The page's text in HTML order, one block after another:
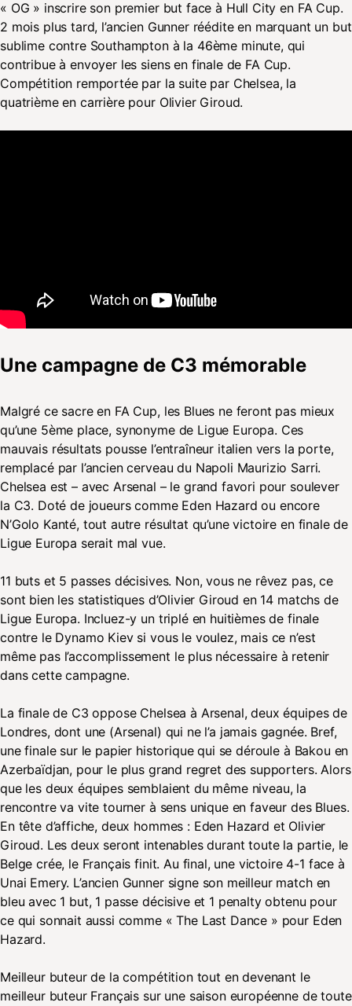
« OG » inscrire son premier but face à Hull City en FA Cup.
2 mois plus tard, l’ancien Gunner réédite en marquant un but
sublime contre Southampton à la 46ème minute, qui
contribue à envoyer les siens en finale de FA Cup.
Compétition remportée par la suite par Chelsea, la
quatrième en carrière pour Olivier Giroud.
Une campagne de C3 mémorable
Malgré ce sacre en FA Cup, les Blues ne feront pas mieux
qu’une 5ème place, synonyme de Ligue Europa. Ces
mauvais résultats pousse l’entraîneur italien vers la porte,
remplacé par l’ancien cerveau du Napoli Maurizio Sarri.
Chelsea est – avec Arsenal – le grand favori pour soulever
la C3. Doté de joueurs comme Eden Hazard ou encore
N’Golo Kanté, tout autre résultat qu’une victoire en finale de
Ligue Europa serait mal vue.
11 buts et 5 passes décisives. Non, vous ne rêvez pas, ce
sont bien les statistiques d’Olivier Giroud en 14 matchs de
Ligue Europa. Incluez-y un triplé en huitièmes de finale
contre le Dynamo Kiev si vous le voulez, mais ce n’est
même pas l’accomplissement le plus nécessaire à retenir
dans cette campagne.
La finale de C3 oppose Chelsea à Arsenal, deux équipes de
Londres, dont une (Arsenal) qui ne l’a jamais gagnée. Bref,
une finale sur le papier historique qui se déroule à Bakou en
Azerbaïdjan, pour le plus grand regret des supporters. Alors
que les deux équipes semblaient du même niveau, la
rencontre va vite tourner à sens unique en faveur des Blues.
En tête d’affiche, deux hommes : Eden Hazard et Olivier
Giroud. Les deux seront intenables durant toute la partie, le
Belge crée, le Français finit. Au final, une victoire 4-1 face à
Unai Emery. L’ancien Gunner signe son meilleur match en
bleu avec 1 but, 1 passe décisive et 1 penalty obtenu pour
ce qui sonnait aussi comme « The Last Dance » pour Eden
Hazard.
Meilleur buteur de la compétition tout en devenant le
meilleur buteur Français sur une saison européenne de toute